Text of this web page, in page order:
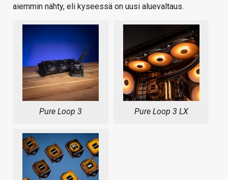
aiemmin nähty, eli kyseessä on uusi aluevaltaus.
Pure Loop 3 Pure Loop 3 LX